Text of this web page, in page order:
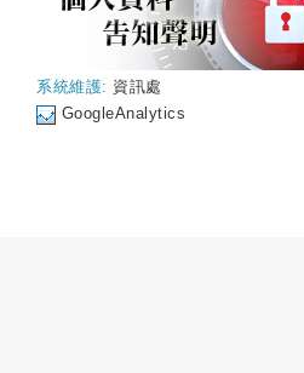
系統維護: 資訊處
GoogleAnalytics